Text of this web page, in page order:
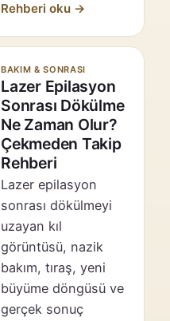
Rehberi oku →
BAKIM & SONRASI
Lazer Epilasyon
Sonrası Dökülme
Ne Zaman Olur?
Çekmeden Takip
Rehberi
Lazer epilasyon
sonrası dökülmeyi
uzayan kıl
görüntüsü, nazik
bakım, tıraş, yeni
büyüme döngüsü ve
gerçek sonuç